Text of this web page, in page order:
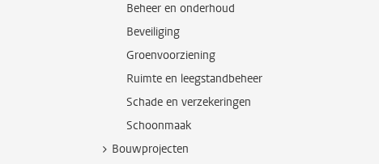
Beheer en onderhoud
Beveiliging
Groenvoorziening
Ruimte en leegstandbeheer
Schade en verzekeringen
Schoonmaak
Bouwprojecten